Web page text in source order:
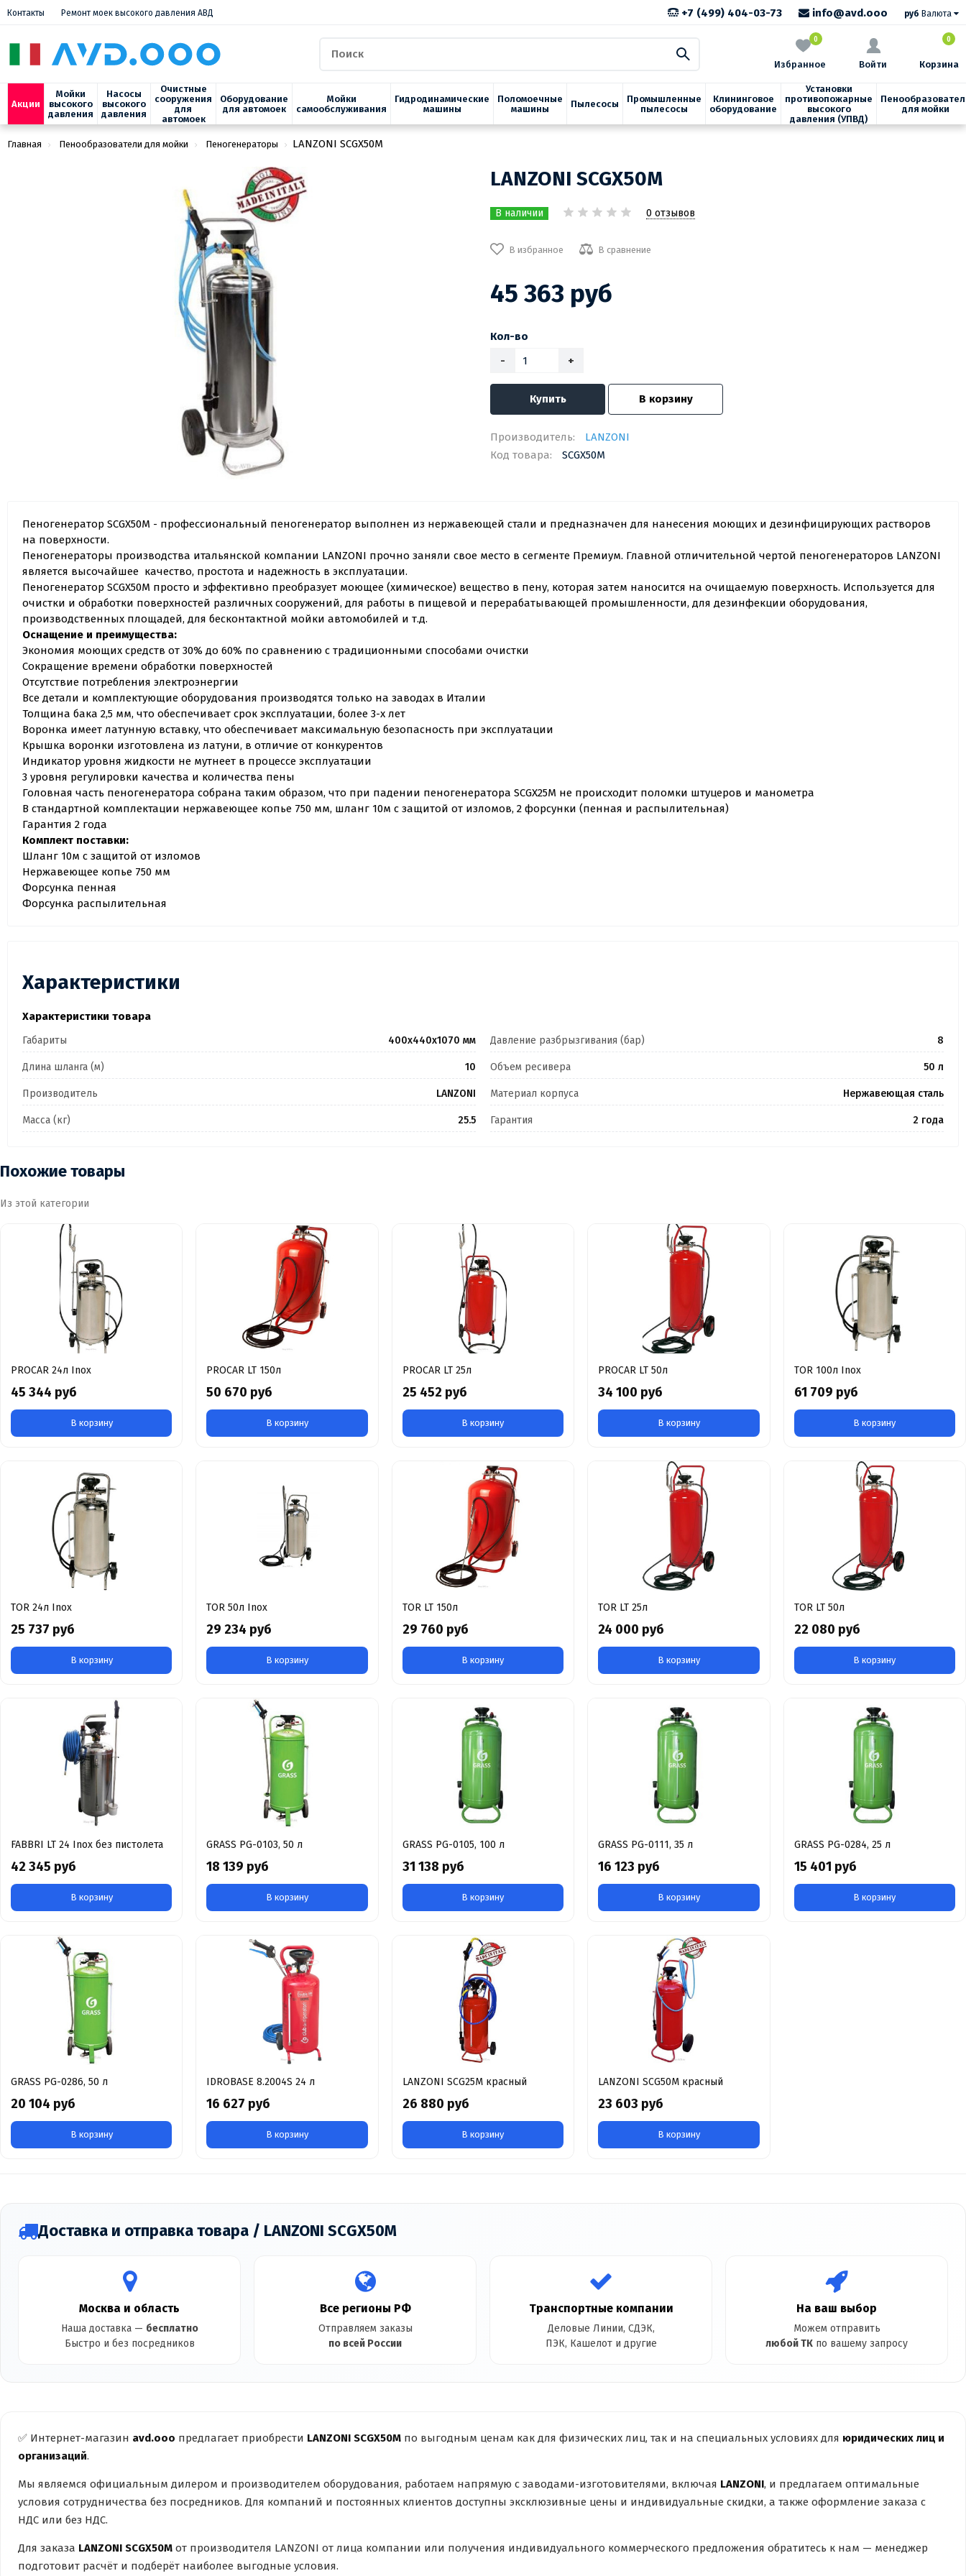
Контакты Ремонт моек высокого давления АВД +7 (499) 404-03-73 info@avd.ooo руб Валюта
0
Избранное Войти
0
Корзина
Акции
Мойки
высокого
давления
Насосы
высокого
давления
Очистные
сооружения
для
автомоек
Оборудование
для автомоек
Мойки
самообслуживания
Гидродинамические
машины
Поломоечные
машины
Пылесосы
Промышленные
пылесосы
Клининговое
оборудование
Установки
противопожарные
высокого
давления (УПВД)
для мойки
Главная Пенообразователи для мойки Пеногенераторы LANZONI SCGX50M
LANZONI SCGX50M
В наличии 0 отзывов
В избранное В сравнение
45 363 руб
Кол-во
-
+
Купить В корзину
Производитель:
LANZONI
Код товара:
SCGX50M
Пеногенератор SCGX50M - профессиональный пеногенератор выполнен из нержавеющей стали и предназначен для нанесения моющих и дезинфицирующих растворов
на поверхности.
Пеногенераторы производства итальянской компании LANZONI прочно заняли свое место в сегменте Премиум. Главной отличительной чертой пеногенераторов LANZONI
является высочайшее качество, простота и надежность в эксплуатации.
Пеногенератор SCGX50M просто и эффективно преобразует моющее (химическое) вещество в пену, которая затем наносится на очищаемую поверхность. Используется для
очистки и обработки поверхностей различных сооружений, для работы в пищевой и перерабатывающей промышленности, для дезинфекции оборудования,
производственных площадей, для бесконтактной мойки автомобилей и т.д.
Оснащение и преимущества:
Экономия моющих средств от 30% до 60% по сравнению с традиционными способами очистки
Сокращение времени обработки поверхностей
Отсутствие потребления электроэнергии
Все детали и комплектующие оборудования производятся только на заводах в Италии
Толщина бака 2,5 мм, что обеспечивает срок эксплуатации, более 3-х лет
Воронка имеет латунную вставку, что обеспечивает максимальную безопасность при эксплуатации
Крышка воронки изготовлена из латуни, в отличие от конкурентов
Индикатор уровня жидкости не мутнеет в процессе эксплуатации
3 уровня регулировки качества и количества пены
Головная часть пеногенератора собрана таким образом, что при падении пеногенератора SCGX25M не происходит поломки штуцеров и манометра
В стандартной комплектации нержавеющее копье 750 мм, шланг 10м с защитой от изломов, 2 форсунки (пенная и распылительная)
Гарантия 2 года
Комплект поставки:
Шланг 10м с защитой от изломов
Нержавеющее копье 750 мм
Форсунка пенная
Форсунка распылительная
Характеристики
Характеристики товара
Габариты 400х440х1070 мм Давление разбрызгивания (бар) 8
Длина шланга (м) 10 Объем ресивера 50 л
Производитель LANZONI Материал корпуса Нержавеющая сталь
Масса (кг) 25.5 Гарантия 2 года
Похожие товары
Из этой категории
PROCAR 24л Inox
45 344 руб
В корзину
PROCAR LT 150л
50 670 руб
В корзину
PROCAR LT 25л
25 452 руб
В корзину
PROCAR LT 50л
34 100 руб
В корзину
TOR 100л Inox
61 709 руб
В корзину
TOR 24л Inox
25 737 руб
В корзину
TOR 50л Inox
29 234 руб
В корзину
TOR LT 150л
29 760 руб
В корзину
TOR LT 25л
24 000 руб
В корзину
TOR LT 50л
22 080 руб
В корзину
FABBRI LT 24 Inox без пистолета
42 345 руб
В корзину
GRASS PG-0103, 50 л
18 139 руб
В корзину
GRASS PG-0105, 100 л
31 138 руб
В корзину
GRASS PG-0111, 35 л
16 123 руб
В корзину
GRASS PG-0284, 25 л
15 401 руб
В корзину
GRASS PG-0286, 50 л
20 104 руб
В корзину
IDROBASE 8.2004S 24 л
16 627 руб
В корзину
LANZONI SCG25M красный
26 880 руб
В корзину
LANZONI SCG50M красный
23 603 руб
В корзину
Доставка и отправка товара / LANZONI SCGX50M
Москва и область
Наша доставка — бесплатно
Быстро и без посредников
Все регионы РФ
Отправляем заказы
по всей России
Транспортные компании
Деловые Линии, СДЭК,
ПЭК, Кашелот и другие
На ваш выбор
Можем отправить
любой ТК по вашему запросу
✅ Интернет-магазин avd.ooo предлагает приобрести LANZONI SCGX50M по выгодным ценам как для физических лиц, так и на специальных условиях для юридических лиц и
организаций.
Мы являемся официальным дилером и производителем оборудования, работаем напрямую с заводами-изготовителями, включая LANZONI, и предлагаем оптимальные
условия сотрудничества без посредников. Для компаний и постоянных клиентов доступны эксклюзивные цены и индивидуальные скидки, а также оформление заказа с
НДС или без НДС.
Для заказа LANZONI SCGX50M от производителя LANZONI от лица компании или получения индивидуального коммерческого предложения обратитесь к нам — менеджер
подготовит расчёт и подберёт наиболее выгодные условия.